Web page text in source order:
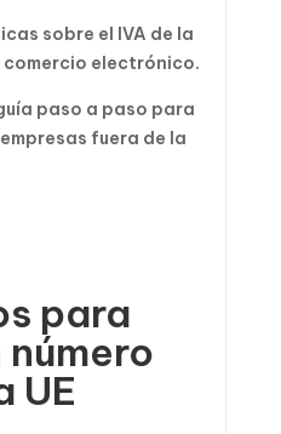
sobre el IVA de la
comercio electrónico.
paso a paso para
fuera de la
para
UE